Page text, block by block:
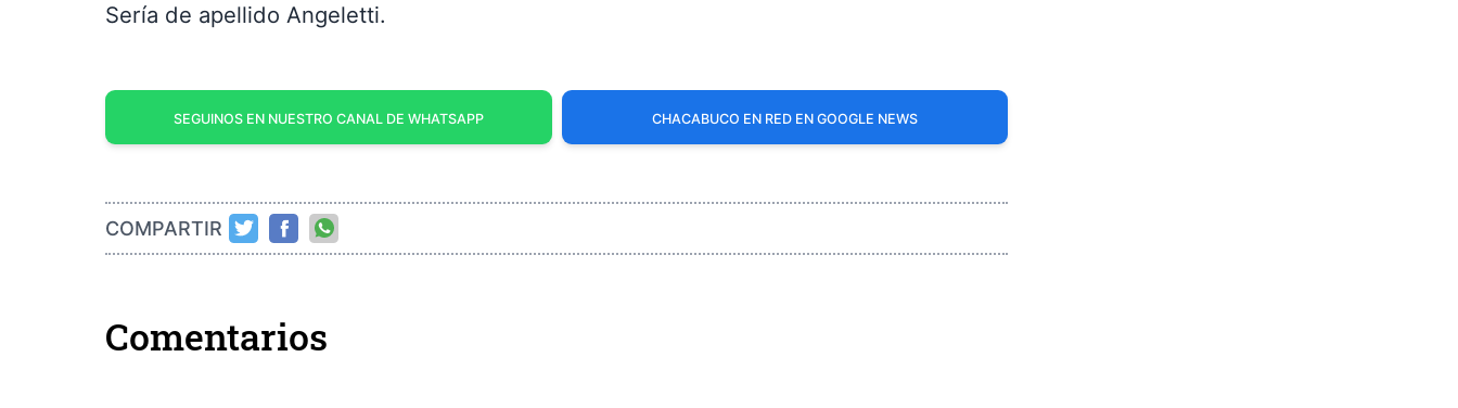
Sería de apellido Angeletti.
SEGUINOS EN NUESTRO CANAL DE WHATSAPP CHACABUCO EN RED EN GOOGLE NEWS
COMPARTIR
Comentarios